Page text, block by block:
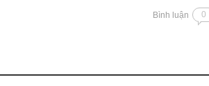
Bình luận 0